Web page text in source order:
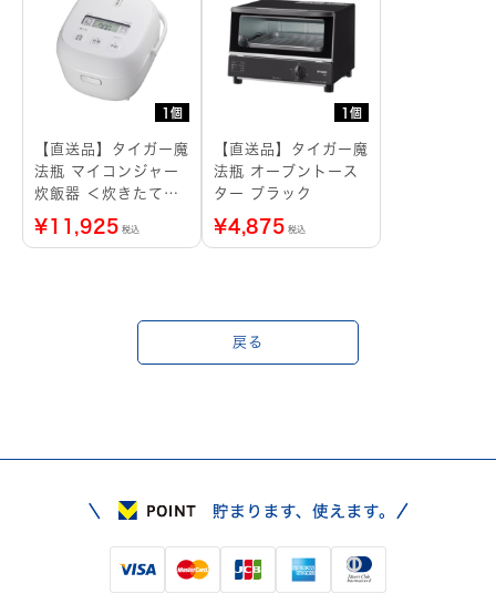
1個
【直送品】タイガー魔
法瓶 マイコンジャー
炊飯器 ＜炊きたて＞
3合 マットホワイト
¥11,925 税込
1個
【直送品】タイガー魔
法瓶 オーブントース
ター ブラック
¥4,875 税込
戻る